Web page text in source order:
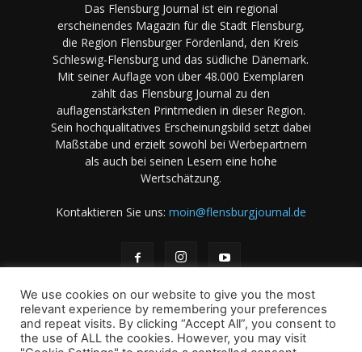
Das Flensburg Journal ist ein regional
erscheinendes Magazin für die Stadt Flensburg,
die Region Flensburger Fördenland, den Kreis
Schleswig-Flensburg und das südliche Dänemark.
Mit seiner Auflage von über 48.000 Exemplaren
zählt das Flensburg Journal zu den
auflagenstärksten Printmedien in dieser Region.
Sein hochqualitatives Erscheinungsbild setzt dabei
Maßstäbe und erzielt sowohl bei Werbepartnern
als auch bei seinen Lesern eine hohe
Wertschätzung.
Kontaktieren Sie uns: moin@flensburgjournal.de
Über uns Stellenangebote Impressum
Datenschutz
We use cookies on our website to give you the most
relevant experience by remembering your preferences
and repeat visits. By clicking “Accept All”, you consent to
the use of ALL the cookies. However, you may visit